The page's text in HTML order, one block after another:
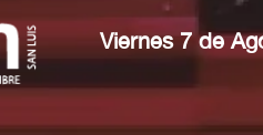
Viernes 7 de